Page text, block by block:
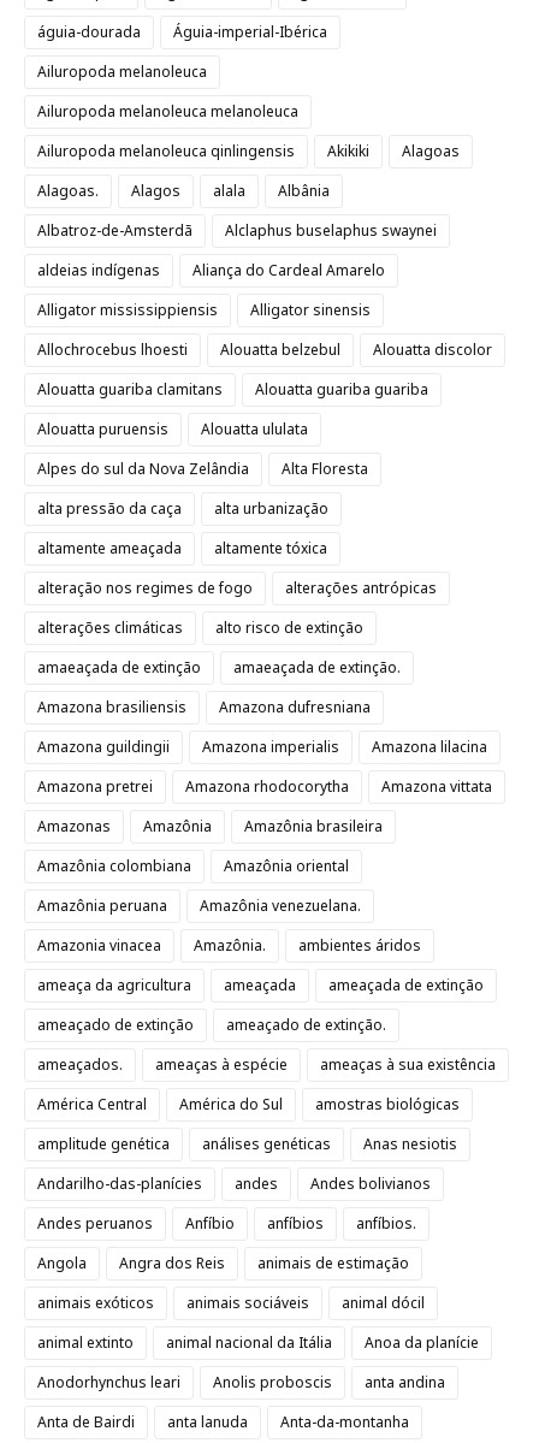
águia-dourada
Águia-imperial-Ibérica
Ailuropoda melanoleuca
Ailuropoda melanoleuca melanoleuca
Ailuropoda melanoleuca qinlingensis
Akikiki
Alagoas
Alagoas.
Alagos alala
Albânia
Albatroz-de-Amsterdã
Alclaphus buselaphus swaynei
aldeias indígenas
Aliança do Cardeal Amarelo
Alligator mississippiensis
Alligator sinensis
Allochrocebus lhoesti
Alouatta belzebul
Alouatta discolor
Alouatta guariba clamitans
Alouatta guariba guariba
Alouatta puruensis
Alouatta ululata
Alpes do sul da Nova Zelândia
Alta Floresta
alta pressão da caça
alta urbanização
altamente ameaçada
altamente tóxica
alteração nos regimes de fogo
alterações antrópicas
alterações climáticas
alto risco de extinção
amaeaçada de extinção
amaeaçada de extinção.
Amazona brasiliensis
Amazona dufresniana
Amazona guildingii
Amazona imperialis
Amazona lilacina
Amazona pretrei
Amazona rhodocorytha
Amazona vittata
Amazonas
Amazônia
Amazônia brasileira
Amazônia colombiana
Amazônia oriental
Amazônia peruana
Amazônia venezuelana.
Amazonia vinacea
Amazônia.
ambientes áridos
ameaça da agricultura
ameaçada
ameaçada de extinção
ameaçado de extinção
ameaçado de extinção.
ameaçados.
ameaças à espécie
ameaças à sua existência
América Central
América do Sul
amostras biológicas
amplitude genética
análises genéticas
Anas nesiotis
Andarilho-das-planícies
andes
Andes bolivianos
Andes peruanos
Anfíbio anfíbios
anfíbios.
Angola
Angra dos Reis
animais de estimação
animais exóticos
animais sociáveis
animal dócil
animal extinto
animal nacional da Itália
Anoa da planície
Anodorhynchus leari
Anolis proboscis
anta andina
Anta de Bairdi
anta lanuda
Anta-da-montanha